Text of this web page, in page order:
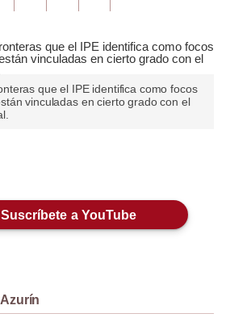
que el IPE identifica como focos
vinculadas en cierto grado con el
Suscríbete a YouTube